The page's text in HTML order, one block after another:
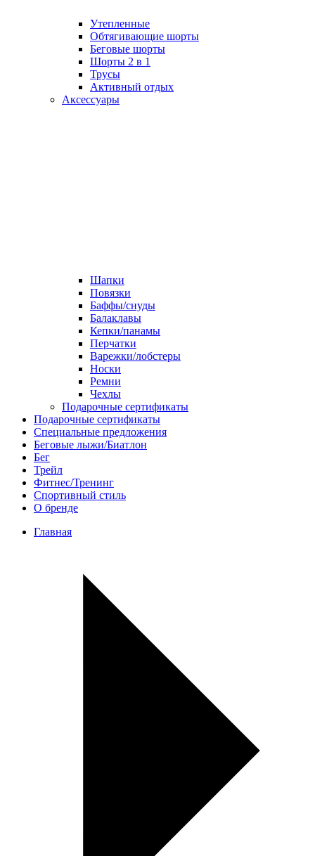
Утепленные
Обтягивающие шорты
Беговые шорты
Шорты 2 в 1
Трусы
Активный отдых
Аксессуары
Шапки
Повязки
Баффы/снуды
Балаклавы
Кепки/панамы
Перчатки
Варежки/лобстеры
Носки
Ремни
Чехлы
Подарочные сертификаты
Подарочные сертификаты
Специальные предложения
Беговые лыжи/Биатлон
Бег
Трейл
Фитнес/Тренинг
Спортивный стиль
О бренде
Главная